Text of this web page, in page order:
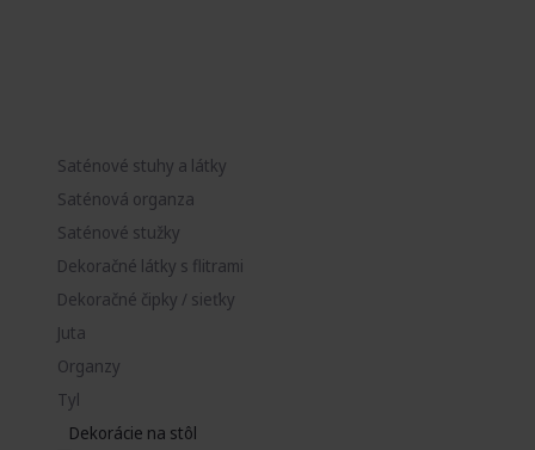
Saténové stuhy a látky
Saténová organza
Saténové stužky
Dekoračné látky s flitrami
Dekoračné čipky / sieťky
Juta
Organzy
Tyl
Dekorácie na stôl